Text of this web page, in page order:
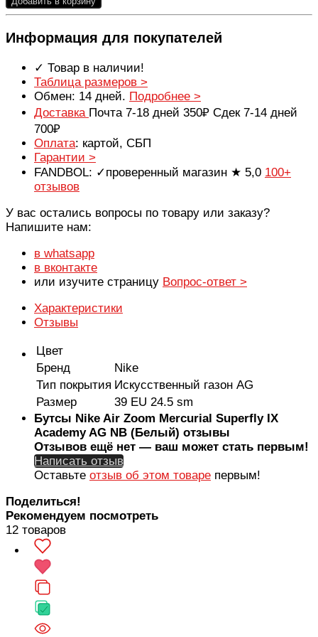
Информация для покупателей
✓ Товар в наличии!
Таблица размеров >
Обмен: 14 дней. Подробнее >
Доставка Почта 7-18 дней 350₽ Сдек 7-14 дней
700₽
Оплата: картой, СБП
Гарантии >
FANDBOL: ✓проверенный магазин ★ 5,0 100+
отзывов
У вас остались вопросы по товару или заказу?
Напишите нам:
в whatsapp
в вконтакте
или изучите страницу Вопрос-ответ >
Характеристики
Отзывы
Цвет
Бренд
Nike
Тип покрытия Искусственный газон AG
Размер
39 EU 24.5 sm
Бутсы Nike Air Zoom Mercurial Superfly IX
Academy AG NB (Белый) отзывы
Отзывов ещё нет — ваш может стать первым!
Написать отзыв
Оставьте отзыв об этом товаре первым!
Поделиться!
Рекомендуем посмотреть
12 товаров